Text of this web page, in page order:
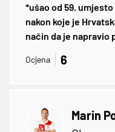
*ušao od 59.
nakon koje je
način da je
Ocjena 6
Marin